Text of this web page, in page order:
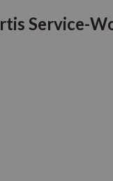
Service-